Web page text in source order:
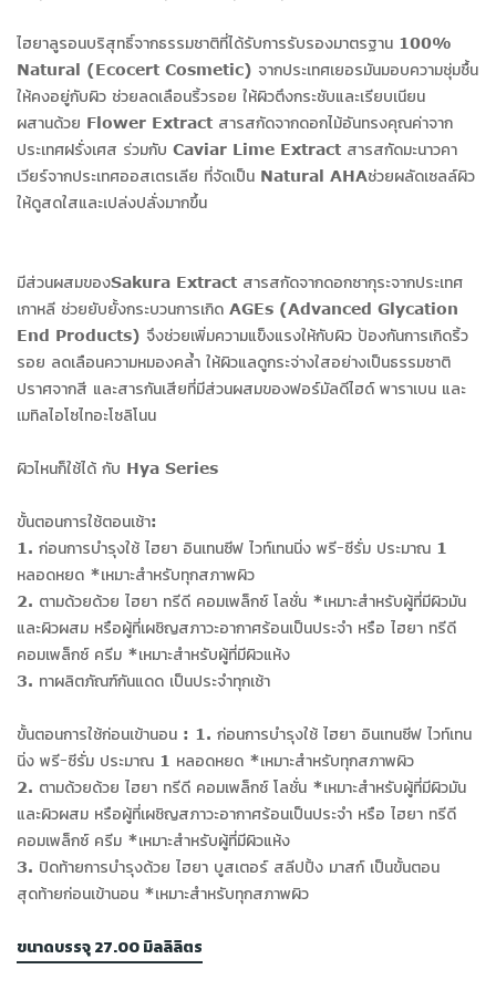
ไฮยาลูรอนบริสุทธิ์จากธรรมชาติที่ได้รับการรับรองมาตรฐาน 100%
Natural (Ecocert Cosmetic) จากประเทศเยอรมันมอบความชุ่มชื้น
ให้คงอยู่กับผิว ช่วยลดเลือนริ้วรอย ให้ผิวตึงกระชับและเรียบเนียน
ผสานด้วย Flower Extract สารสกัดจากดอกไม้อันทรงคุณค่าจาก
ประเทศฝรั่งเศส ร่วมกับ Caviar Lime Extract สารสกัดมะนาวคา
เวียร์จากประเทศออสเตรเลีย ที่จัดเป็น Natural AHAช่วยผลัดเซลล์ผิว
ให้ดูสดใสและเปล่งปลั่งมากขึ้น
มีส่วนผสมของSakura Extract สารสกัดจากดอกซากุระจากประเทศ
เกาหลี ช่วยยับยั้งกระบวนการเกิด AGEs (Advanced Glycation
End Products) จึงช่วยเพิ่มความแข็งแรงให้กับผิว ป้องกันการเกิดริ้ว
รอย ลดเลือนความหมองคล้ำ ให้ผิวแลดูกระจ่างใสอย่างเป็นธรรมชาติ
ปราศจากสี และสารกันเสียที่มีส่วนผสมของฟอร์มัลดีไฮด์ พาราเบน และ
เมทิลไอโซไทอะโซลิโนน
ผิวไหนก็ใช้ได้ กับ Hya Series
ขั้นตอนการใช้ตอนเช้า:
1. ก่อนการบำรุงใช้ ไฮยา อินเทนซีฟ ไวท์เทนนิ่ง พรี-ซีรั่ม ประมาณ 1
หลอดหยด *เหมาะสำหรับทุกสภาพผิว
2. ตามด้วยด้วย ไฮยา ทรีดี คอมเพล็กซ์ โลชั่น *เหมาะสำหรับผู้ที่มีผิวมัน
และผิวผสม หรือผู้ที่เผชิญสภาวะอากาศร้อนเป็นประจำ หรือ ไฮยา ทรีดี
คอมเพล็กซ์ ครีม *เหมาะสำหรับผู้ที่มีผิวแห้ง
3. ทาผลิตภัณฑ์กันแดด เป็นประจำทุกเช้า
ขั้นตอนการใช้ก่อนเข้านอน : 1. ก่อนการบำรุงใช้ ไฮยา อินเทนซีฟ ไวท์เทน
นิ่ง พรี-ซีรั่ม ประมาณ 1 หลอดหยด *เหมาะสำหรับทุกสภาพผิว
2. ตามด้วยด้วย ไฮยา ทรีดี คอมเพล็กซ์ โลชั่น *เหมาะสำหรับผู้ที่มีผิวมัน
และผิวผสม หรือผู้ที่เผชิญสภาวะอากาศร้อนเป็นประจำ หรือ ไฮยา ทรีดี
คอมเพล็กซ์ ครีม *เหมาะสำหรับผู้ที่มีผิวแห้ง
3. ปิดท้ายการบำรุงด้วย ไฮยา บูสเตอร์ สลีปปิ้ง มาสก์ เป็นขั้นตอน
สุดท้ายก่อนเข้านอน *เหมาะสำหรับทุกสภาพผิว
ขนาดบรรจุ 27.00 มิลลิลิตร